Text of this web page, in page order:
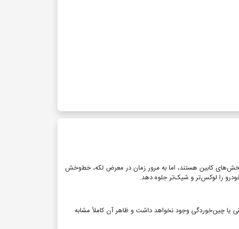
کابین هستند، اما به مرور زمان در معرض لکه، خط‌وخش
را لوکس‌تر و شیک‌تر جلوه دهد.
است. این یعنی بعد از نصب، هیچ‌گونه لقی یا چین‌خوردگی وجود نخواهد داشت و ظاهر آن کاملاً مشابه